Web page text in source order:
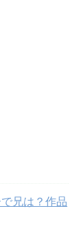
兄は？作品